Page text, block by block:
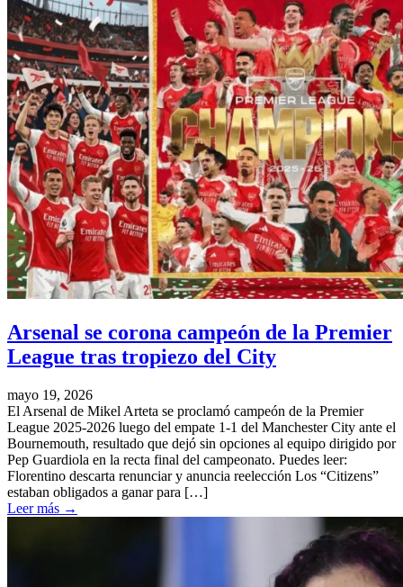
Arsenal se corona campeón de la Premier
League tras tropiezo del City
mayo 19, 2026
El Arsenal de Mikel Arteta se proclamó campeón de la Premier
League 2025-2026 luego del empate 1-1 del Manchester City ante el
Bournemouth, resultado que dejó sin opciones al equipo dirigido por
Pep Guardiola en la recta final del campeonato. Puedes leer:
Florentino descarta renunciar y anuncia reelección Los “Citizens”
estaban obligados a ganar para […]
Leer más →